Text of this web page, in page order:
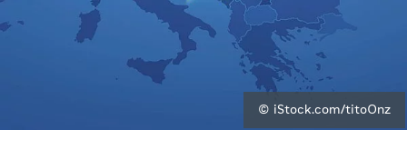
© iStock.com/titoOnz